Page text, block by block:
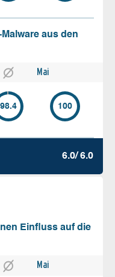
aus den
Mai
98.4 100
6.0/ 6.0
Einfluss auf die
Mai